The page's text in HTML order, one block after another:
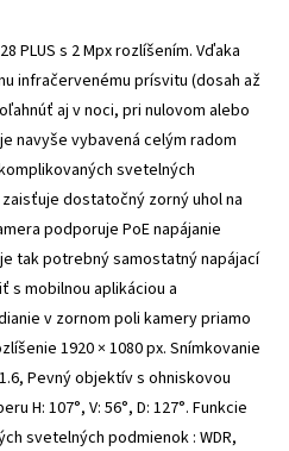
PLUS s 2 Mpx rozlíšením. Vďaka
infračervenému prísvitu (dosah až
aj v noci, pri nulovom alebo
navyše vybavená celým radom
svetelných
dostatočný zorný uhol na
podporuje PoE napájanie
tak potrebný samostatný napájací
s mobilnou aplikáciou a
v zornom poli kamery priamo
1920 × 1080 px. Snímkovanie
Pevný objektív s ohniskovou
H: 107°, V: 56°, D: 127°. Funkcie
svetelných podmienok : WDR,